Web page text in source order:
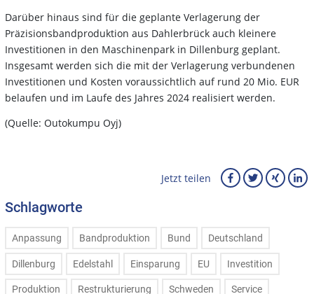
Darüber hinaus sind für die geplante Verlagerung der
Präzisionsbandproduktion aus Dahlerbrück auch kleinere
Investitionen in den Maschinenpark in Dillenburg geplant.
Insgesamt werden sich die mit der Verlagerung verbundenen
Investitionen und Kosten voraussichtlich auf rund 20 Mio. EUR
belaufen und im Laufe des Jahres 2024 realisiert werden.
(Quelle: Outokumpu Oyj)
Jetzt teilen
Schlagworte
Anpassung Bandproduktion Bund Deutschland
Dillenburg Edelstahl Einsparung EU Investition
Produktion Restrukturierung Schweden Service